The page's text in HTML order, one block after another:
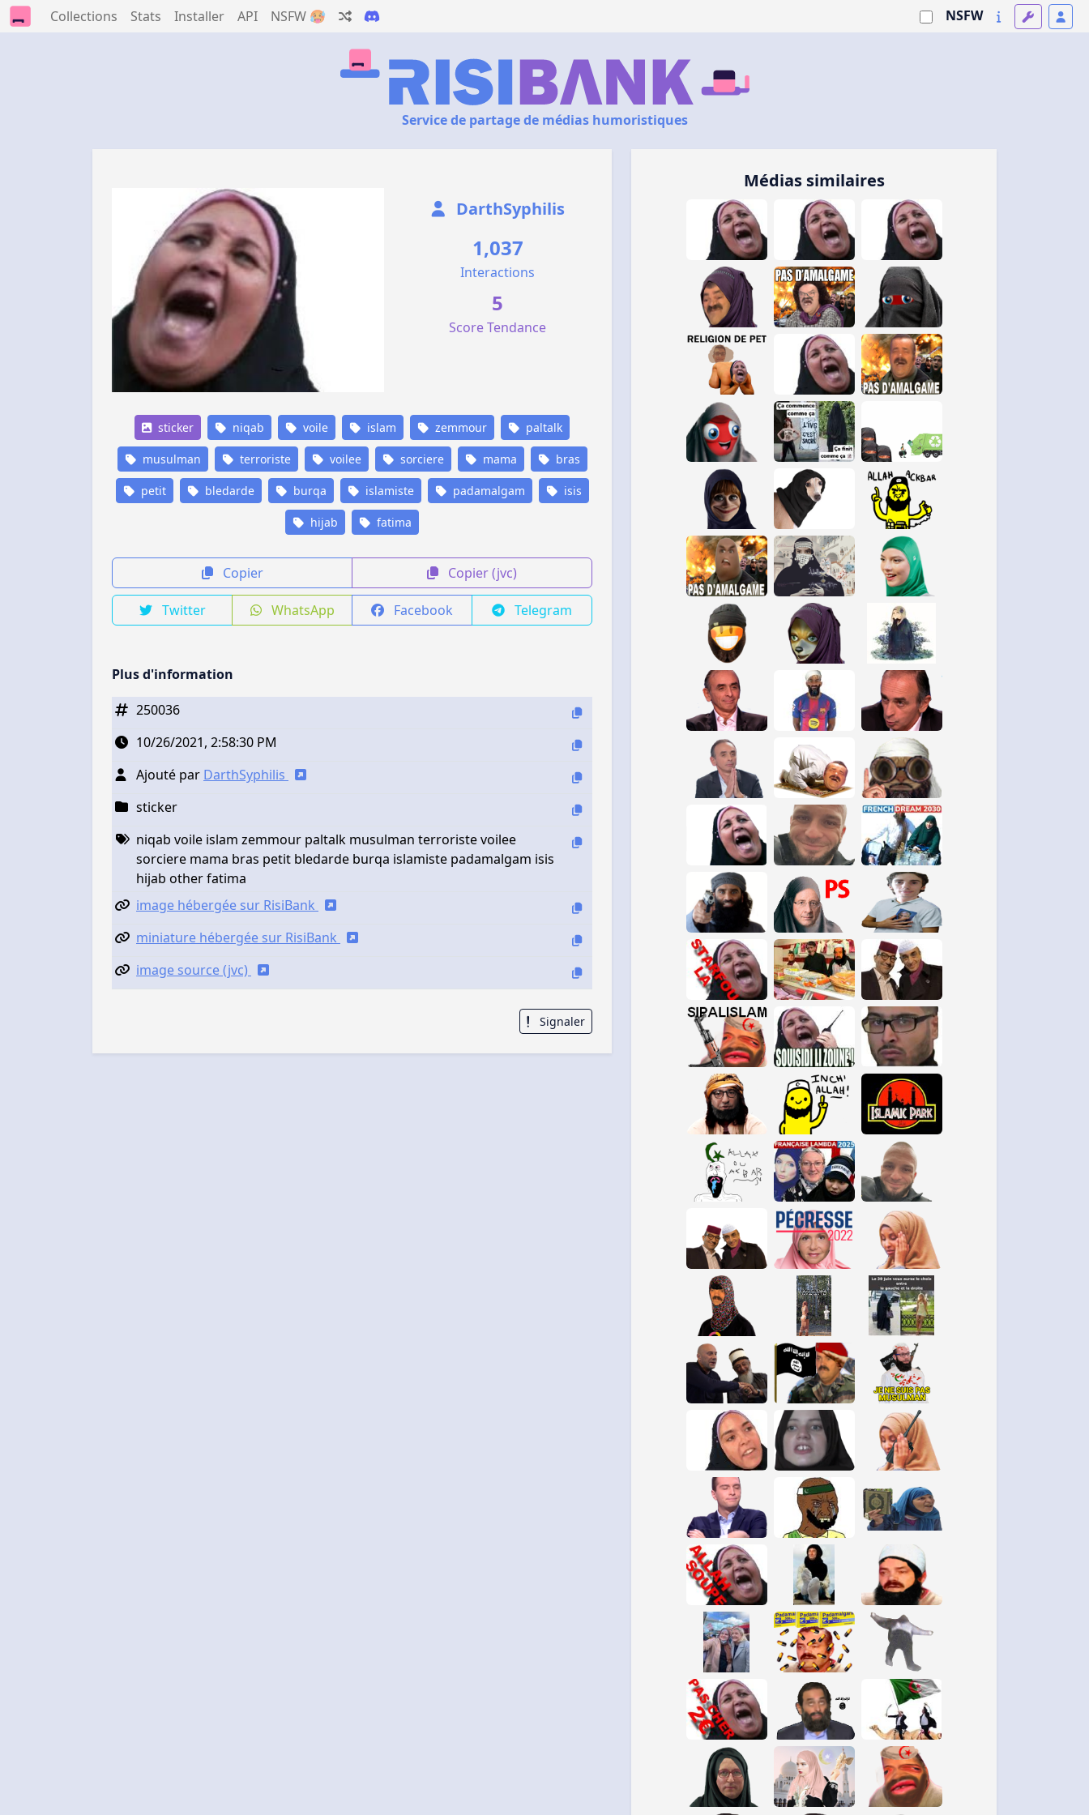
Collections Stats Installer API NSFW 🥵 NSFW
Service de partage de médias humoristiques
DarthSyphilis
1,037
Interactions
5
Score Tendance
sticker niqab voile islam zemmour paltalk
musulman terroriste voilee sorciere mama bras
petit bledarde burqa islamiste padamalgam isis
hijab fatima
Copier Copier (jvc)
Twitter WhatsApp Facebook Telegram
Plus d'information
250036
10/26/2021, 2:58:30 PM
Ajouté par DarthSyphilis
sticker
niqab voile islam zemmour paltalk musulman terroriste voilee
sorciere mama bras petit bledarde burqa islamiste padamalgam isis
hijab other fatima
image hébergée sur RisiBank
miniature hébergée sur RisiBank
image source (jvc)
Signaler
Médias similaires